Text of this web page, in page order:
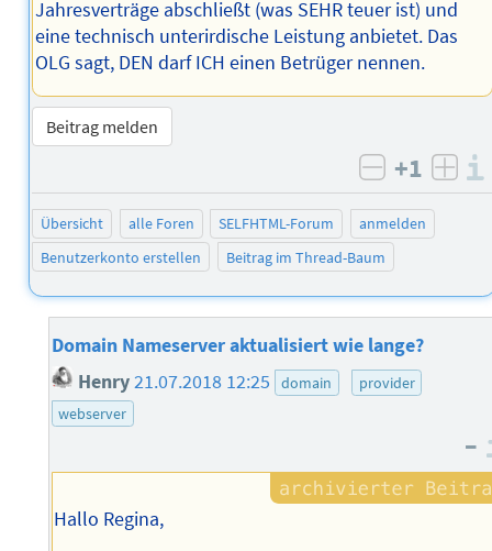
Jahresverträge abschließt (was SEHR teuer ist) und
eine technisch unterirdische Leistung anbietet. Das
OLG sagt, DEN darf ICH einen Betrüger nennen.
Beitrag melden
negativ
+1
Übersicht alle Foren SELFHTML-Forum
anmelden
Benutzerkonto erstellen
Beitrag im Thread-Baum
Domain Nameserver aktualisiert wie lange?
Henry21.07.2018 12:25 domain
provider
webserver
–
Hallo Regina,